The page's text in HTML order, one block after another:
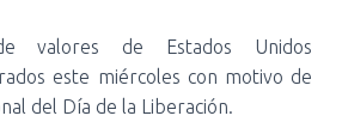
valores de Estados Unidos
este miércoles con motivo de
del Día de la Liberación.